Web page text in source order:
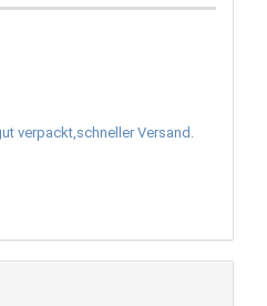
verpackt,schneller Versand.